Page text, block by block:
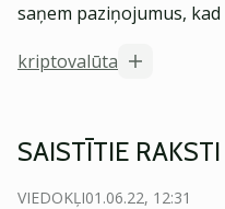
saņem paziņojumus,
kriptovalūta
SAISTĪTIE RAKSTI
VIEDOKĻI01.06.22, 12:31